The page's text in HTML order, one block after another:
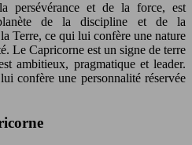
persévérance et de la force, est
de la discipline et de la
Terre, ce qui lui confère une nature
Le Capricorne est un signe de terre
ambitieux, pragmatique et leader.
confère une personnalité réservée